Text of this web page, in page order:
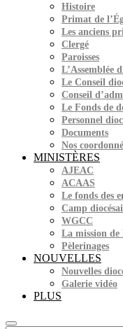
Histoire
Primat de
Les anciens
Clergé
Paroisses
L’Assemblée
Le Conseil
Conseil
Le Fonds de
Personnel
Documents
Nos
MINISTÈRES
AJEAC
ACAAS
Le fonds des
Camp
WGCC
La mission de
Pèlerinages
NOUVELLES
Nouvelles
Galerie vidéo
PLUS